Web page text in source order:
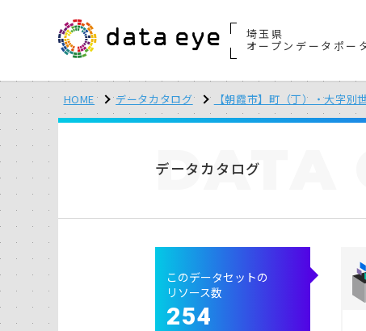
埼玉県
オープンデータポー
HOME データカタログ 【朝霞市】町（丁）・大字別
データカタログ
DATA
このデータセットの
リソース数
254